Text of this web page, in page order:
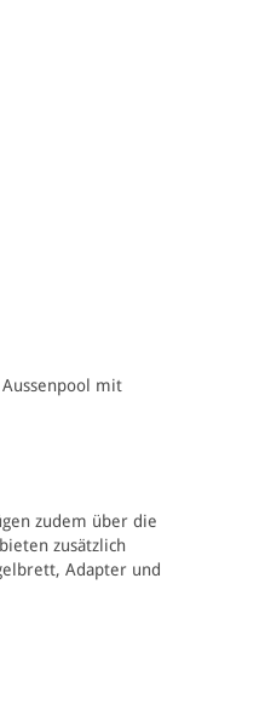
mit
zudem über die
zusätzlich
Adapter und